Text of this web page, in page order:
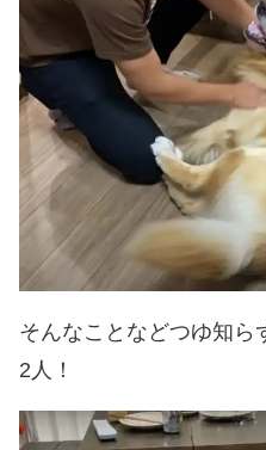
そんなことなどつゆ知ら
2人！